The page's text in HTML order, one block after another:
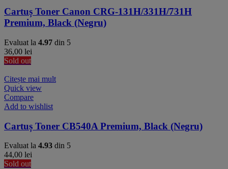
Cartuș Toner Canon CRG-131H/331H/731H
Premium, Black (Negru)
Evaluat la 4.97 din 5
36,00 lei
Sold out
Citește mai mult
Quick view
Compare
Add to wishlist
Cartuș Toner CB540A Premium, Black (Negru)
Evaluat la 4.93 din 5
44,00 lei
Sold out